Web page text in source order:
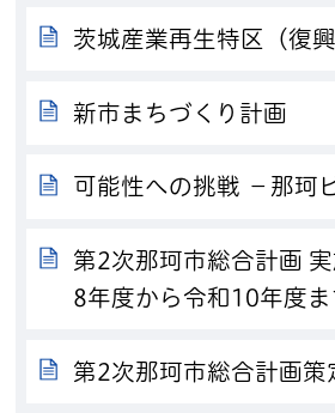
茨城産業再生特区（復
新市まちづくり計画
可能性への挑戦 －那珂
第2次那珂市総合計画
8年度から令和10年度ま
第2次那珂市総合計画策